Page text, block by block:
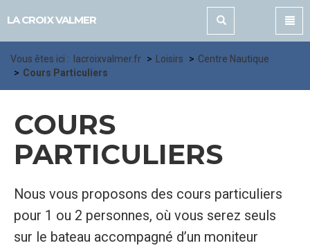
LA CROIX VALMER
Vous êtes ici : lacroixvalmer.fr Loisirs
Centre Nautique
Cours Particuliers
COURS
PARTICULIERS
Nous vous proposons des cours particuliers
pour 1 ou 2 personnes, où vous serez seuls
sur le bateau accompagné d’un moniteur